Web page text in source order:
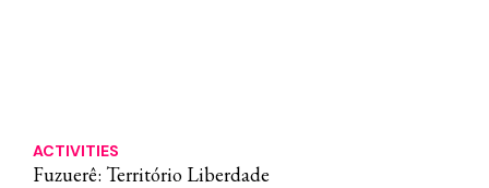
ACTIVITIES
Fuzuerê: Território Liberdade